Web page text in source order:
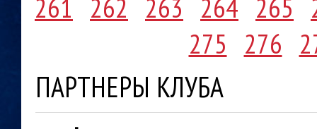
261 262 263 264 265
275 276
ПАРТНЕРЫ КЛУБА